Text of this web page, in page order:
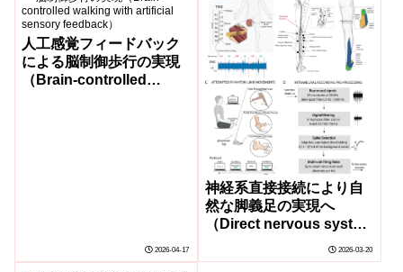
人工感覚フィードバック
による脳制御歩行の実現
（Brain-controlled
2026-04-17
神経系直接接続により自
然な脚義足の実現へ
（Direct nervous system
natural leg prostheses）
2026-03-20